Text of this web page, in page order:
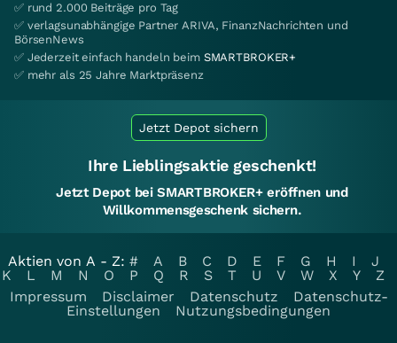
✅ rund 2.000 Beiträge pro Tag
✅ verlagsunabhängige Partner ARIVA, FinanzNachrichten und
BörsenNews
✅ Jederzeit einfach handeln beim SMARTBROKER+
✅ mehr als 25 Jahre Marktpräsenz
Jetzt Depot sichern
Ihre Lieblingsaktie geschenkt!
Jetzt Depot bei SMARTBROKER+ eröffnen und
Willkommensgeschenk sichern.
Aktien von A - Z: # A B C D E F G H I
J
K
L M N O P Q R S T U V W X Y
Z
Impressum
Disclaimer Datenschutz
Datenschutz-
Einstellungen
Nutzungsbedingungen